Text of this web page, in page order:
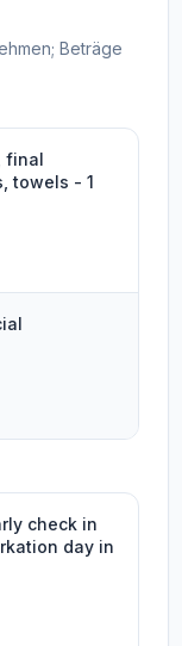
Beträge
final
towels - 1
check in
day in